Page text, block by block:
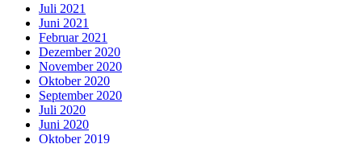
Juli 2021
Juni 2021
Februar 2021
Dezember 2020
November 2020
Oktober 2020
September 2020
Juli 2020
Juni 2020
Oktober 2019